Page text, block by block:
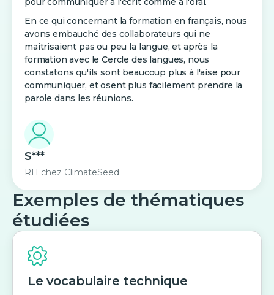
En ce qui concernant la formation en français, nous
avons embauché des collaborateurs qui ne
maitrisaient pas ou peu la langue, et après la
formation avec le Cercle des langues, nous
constatons qu'ils sont beaucoup plus à l'aise pour
communiquer, et osent plus facilement prendre la
parole dans les réunions.
S***
RH chez ClimateSeed
Exemples de thématiques
étudiées
Le vocabulaire technique